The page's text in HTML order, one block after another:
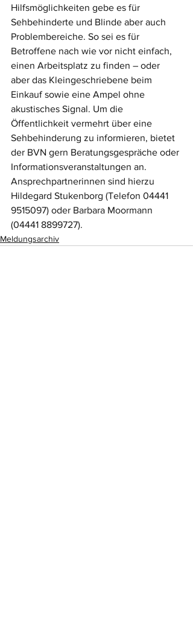
Hilfsmöglichkeiten gebe es für
Sehbehinderte und Blinde aber auch
Problembereiche. So sei es für
Betroffene nach wie vor nicht einfach,
einen Arbeitsplatz zu finden – oder
aber das Kleingeschriebene beim
Einkauf sowie eine Ampel ohne
akustisches Signal. Um die
Öffentlichkeit vermehrt über eine
Sehbehinderung zu informieren, bietet
der BVN gern Beratungsgespräche oder
Informationsveranstaltungen an.
Ansprechpartnerinnen sind hierzu
Hildegard Stukenborg (Telefon 04441
9515097) oder Barbara Moormann
(04441 8899727).
Meldungsarchiv